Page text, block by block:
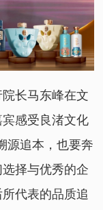
长马东峰在文
感受良渚文化
源追本，也要奔
择与优秀的企
代表的品质追